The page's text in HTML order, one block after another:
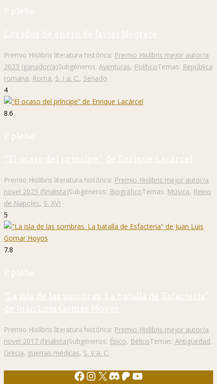
P. plebe
Los idus de enero de Javier Negrete
Premio Hislibris literatura histórica: Premio Hislibris mejor autor/a
2023 (ganador/a)Subgéneros: Aventuras, PolíticoTemas: República
romana, Roma, S. I a. C., Senado
4
8.6
P. plebe
“El ocaso del príncipe” de Enrique Lacárcel
Premio Hislibris literatura histórica: Premio Hislibris mejor autor/a
novel 2025 (finalista)Subgéneros: BiográficoTemas: Música, Reino
de Napoles, S. XVI
5
7.8
P. plebe
"La isla de las sombras. La batalla de Esfacteria"
de Juan Luis Gomar Hoyos
Premio Hislibris literatura histórica: Premio Hislibris mejor autor/a
novel 2017 (finalista)Subgéneros: Épico, BélicoTemas: Antigüedad,
Grecia, guerras médicas, S. V a. C.
Facebook
Instagram
X Discord
Patreon
YouTube